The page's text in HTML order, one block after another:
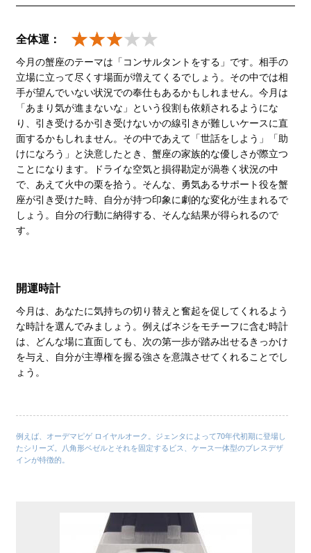
全体運：
今月の蟹座のテーマは「コンサルタントをする」です。相手の
立場に立って尽くす場面が増えてくるでしょう。その中では相
手が望んでいない状況での奉仕もあるかもしれません。今月は
「あまり気が進まないな」という役割も依頼されるようにな
り、引き受けるか引き受けないかの線引きが難しいケースに直
面するかもしれません。その中であえて「世話をしよう」「助
けになろう」と決意したとき、蟹座の家族的な優しさが際立つ
ことになります。ドライな空気と損得勘定が渦巻く状況の中
で、あえて火中の栗を拾う。そんな、勇気あるサポート役を蟹
座が引き受けた時、自分が持つ印象に劇的な変化が生まれるで
しょう。自分の行動に納得する、そんな結果が得られるので
す。
開運時計
今月は、あなたに気持ちの切り替えと奮起を促してくれるよう
な時計を選んでみましょう。例えばネジをモチーフに含む時計
は、どんな場に直面しても、次の第一歩が踏み出せるきっかけ
を与え、自分が主導権を握る強さを意識させてくれることでし
ょう。
例えば、オーデマピゲ ロイヤルオーク。ジェンタによって70年代初期に登場し
たシリーズ。八角形ベゼルとそれを固定するビス、ケース一体型のブレスデザ
インが特徴的。